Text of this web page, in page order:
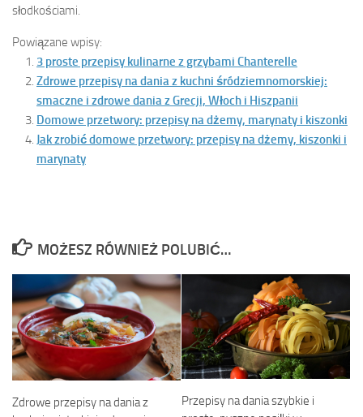
słodkościami.
Powiązane wpisy:
3 proste przepisy kulinarne z grzybami Chanterelle
Zdrowe przepisy na dania z kuchni śródziemnomorskiej:
smaczne i zdrowe dania z Grecji, Włoch i Hiszpanii
Domowe przetwory: przepisy na dżemy, marynaty i kiszonki
Jak zrobić domowe przetwory: przepisy na dżemy, kiszonki i
marynaty
MOŻESZ RÓWNIEŻ POLUBIĆ…
Zdrowe przepisy na dania z
Przepisy na dania szybkie i